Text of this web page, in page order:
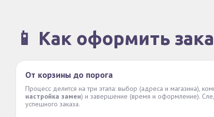
📱 Как оформить
От корзины до порога
Процесс делится на три этапа: выбор (адреса и магазина),
настройка замен) и завершение (время и оформление).
успешного заказа.